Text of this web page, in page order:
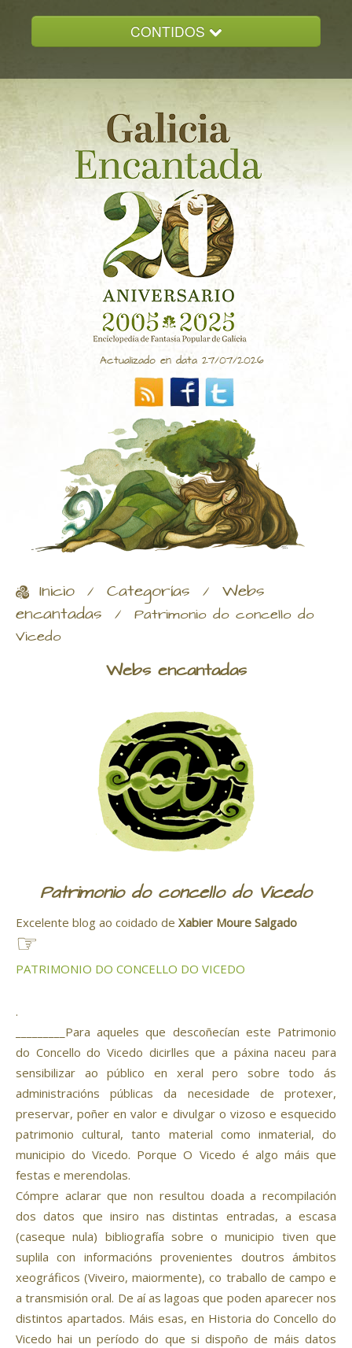
CONTIDOS
GALICIA ENCANTADA
DOCUMENTACION
NOVAS
CONTACTO
Actualizado en data 27/07/2026
Inicio / Categorías / Webs
encantadas / Patrimonio do concello do
Vicedo
Webs encantadas
Patrimonio do concello do Vicedo
Excelente blog ao coidado de Xabier Moure Salgado
☞
PATRIMONIO DO CONCELLO DO VICEDO
.
_________Para aqueles que descoñecían este Patrimonio
do Concello do Vicedo dicirlles que a páxina naceu para
sensibilizar ao público en xeral pero sobre todo ás
administracións públicas da necesidade de protexer,
preservar, poñer en valor e divulgar o vizoso e esquecido
patrimonio cultural, tanto material como inmaterial, do
municipio do Vicedo. Porque O Vicedo é algo máis que
festas e merendolas.
Cómpre aclarar que non resultou doada a recompilación
dos datos que insiro nas distintas entradas, a escasa
(caseque nula) bibliografía sobre o municipio tiven que
suplila con informacións provenientes doutros ámbitos
xeográficos (Viveiro, maiormente), co traballo de campo e
a transmisión oral. De aí as lagoas que poden aparecer nos
distintos apartados. Máis esas, en Historia do Concello do
Vicedo hai un período do que si dispoño de máis datos